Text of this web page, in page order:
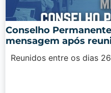
Conselho
mensagem após
Reunidos entre os dias